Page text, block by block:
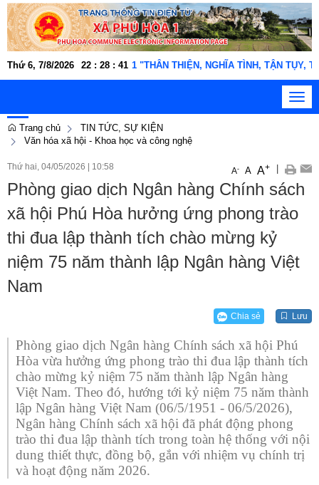
Thứ 6, 7/8/2026 22 : 28 : 41
động xã Phú Hòa 1 "THÂN THIỆN, NGHĨA TÌNH, TẬN TỤY,
Trang chủ
TIN TỨC, SỰ KIỆN
Văn hóa xã hội - Khoa học và công nghệ
Thứ hai, 04/05/2026 10:58 A- A A+
Phòng giao dịch Ngân hàng Chính sách
xã hội Phú Hòa hưởng ứng phong trào
thi đua lập thành tích chào mừng kỷ
niệm 75 năm thành lập Ngân hàng Việt
Nam
Chia sẻ Lưu
Phòng giao dịch Ngân hàng Chính sách xã hội Phú
Hòa vừa hưởng ứng phong trào thi đua lập thành tích
chào mừng kỷ niệm 75 năm thành lập Ngân hàng
Việt Nam. Theo đó, hướng tới kỷ niệm 75 năm thành
lập Ngân hàng Việt Nam (06/5/1951 - 06/5/2026),
Ngân hàng Chính sách xã hội đã phát động phong
trào thi đua lập thành tích trong toàn hệ thống với nội
dung thiết thực, đồng bộ, gắn với nhiệm vụ chính trị
và hoạt động năm 2026.